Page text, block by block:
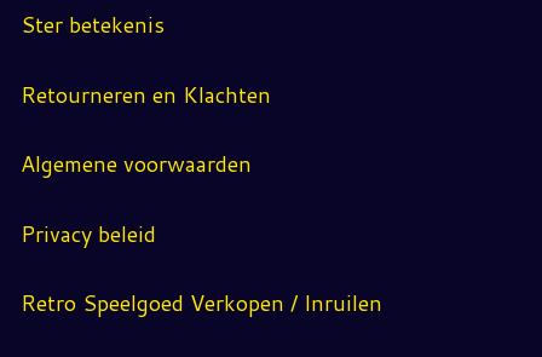
Ster betekenis
Retourneren en Klachten
Algemene voorwaarden
Privacy beleid
Retro Speelgoed Verkopen / Inruilen